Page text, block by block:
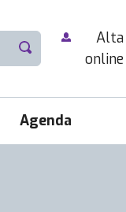
Alta
online
Agenda